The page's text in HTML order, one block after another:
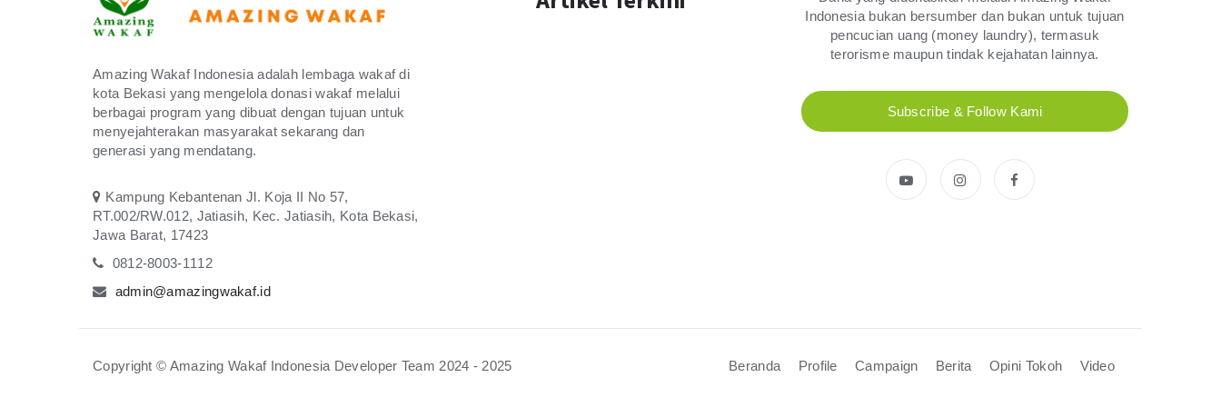
Dora Anastaya
Donasi Rp100.000
Soehatman bin Abdul Moeis
Rabu, 10 May 2023
Relawan : Bayu Kuntarto
Lia Ahlianah
Donasi
Rp 100.000
Amazing Wakaf Indonesia adalah lembaga wakaf di
kota Bekasi yang mengelola donasi wakaf melalui
berbagai program yang dibuat dengan tujuan untuk
menyejahterakan masyarakat sekarang dan
generasi yang mendatang.
Kampung Kebantenan Jl. Koja II No 57,
RT.002/RW.012, Jatiasih, Kec. Jatiasih, Kota Bekasi,
Jawa Barat, 17423
0812-8003-1112
admin@amazingwakaf.id
Indonesia bukan bersumber dan bukan untuk tujuan
pencucian uang (money laundry), termasuk
terorisme maupun tindak kejahatan lainnya.
Subscribe & Follow Kami
Beranda Profile Campaign Berita Opini Tokoh Video
Copyright © Amazing Wakaf Indonesia Developer Team 2024 - 2025